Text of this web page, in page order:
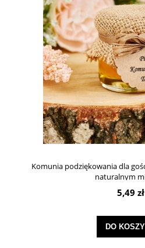
Komunia podziękowania dla
naturalnym
5,49 zł
DO